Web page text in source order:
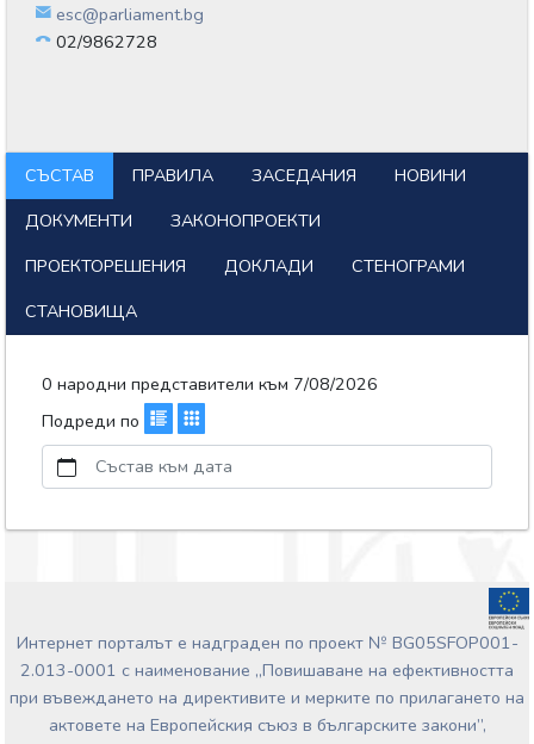
esc@parliament.bg
02/9862728
СЪСТАВ ПРАВИЛА ЗАСЕДАНИЯ
НОВИНИ
ДОКУМЕНТИ
ЗАКОНОПРОЕКТИ
ПРОЕКТОРЕШЕНИЯ
ДОКЛАДИ
СТЕНОГРАМИ
СТАНОВИЩА
0 народни представители към 7/08/2026
Подреди по
Състав към дата
Интернет порталът е надграден по проект № BG05SFOP001-
2.013-0001 с наименование „Повишаване на ефективността
при въвеждането на директивите и мерките по прилагането на
актовете на Европейския съюз в българските закони”,